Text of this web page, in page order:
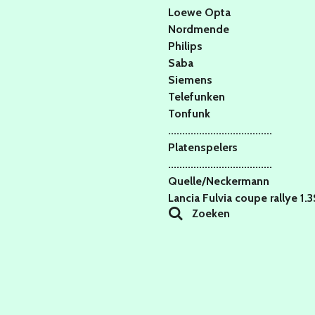
Loewe Opta
Nordmende
Philips
Saba
Siemens
Telefunken
Tonfunk
.....................................
Platenspelers
.....................................
Quelle/Neckermann
Lancia Fulvia coupe rallye
Zoeken